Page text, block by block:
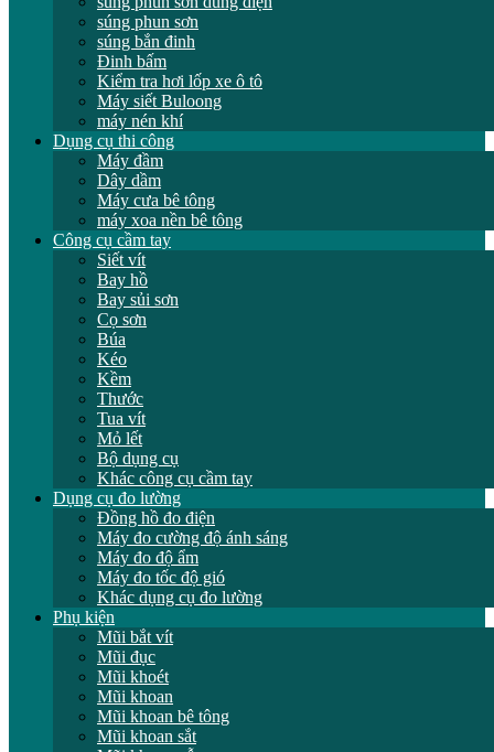
súng phun sơn
súng bắn đinh
Đinh bấm
Kiểm tra hơi lốp xe ô tô
Máy siết Buloong
máy nén khí
Dụng cụ thi công
Máy đầm
Dây dầm
Máy cưa bê tông
máy xoa nền bê tông
Công cụ cầm tay
Siết vít
Bay hồ
Bay sủi sơn
Cọ sơn
Búa
Kéo
Kềm
Thước
Tua vít
Mỏ lết
Bộ dụng cụ
Khác công cụ cầm tay
Dụng cụ đo lường
Đồng hồ đo điện
Máy đo cường độ ánh sáng
Máy đo độ ẩm
Máy đo tốc độ gió
Khác dụng cụ đo lường
Phụ kiện
Mũi bắt vít
Mũi đục
Mũi khoét
Mũi khoan
Mũi khoan bê tông
Mũi khoan sắt